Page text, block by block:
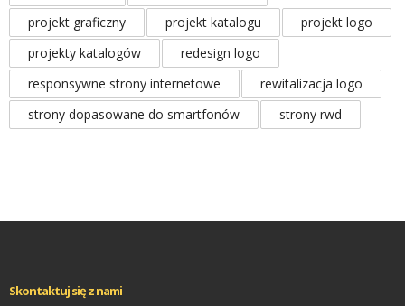
projekt graficzny projekt katalogu
projekt logo
projekty katalogów
redesign logo
responsywne strony internetowe
rewitalizacja logo
strony dopasowane do smartfonów
strony rwd
Skontaktuj się z nami